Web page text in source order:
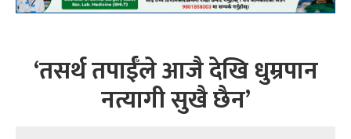
‘तसर्थ तपाईँले आजै देखि धुम्रपान
नत्यागी सुखै छैन’